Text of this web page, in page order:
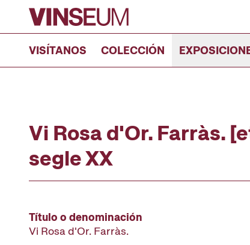
Ir al contenido
VISÍTANOS COLECCIÓN
Vi Rosa d'Or. Farràs.
segle XX
Título o denominación
Vi Rosa d'Or. Farràs.